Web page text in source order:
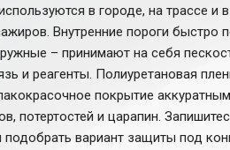
в городе, на трассе и
Внутренние пороги быстро
– принимают на себя
и реагенты. Полиуретановая
покрытие
потертостей и царапин.
вариант защиты под